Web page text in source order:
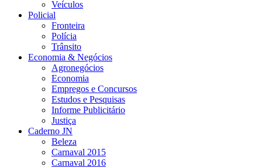
Veículos
Policial
Fronteira
Polícia
Trânsito
Economia & Negócios
Agronegócios
Economia
Empregos e Concursos
Estudos e Pesquisas
Informe Publicitário
Justiça
Caderno JN
Beleza
Carnaval 2015
Carnaval 2016